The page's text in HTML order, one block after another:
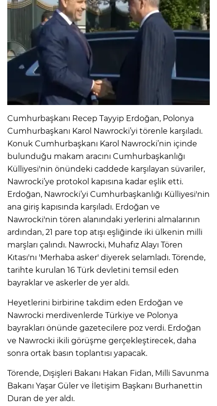
Cumhurbaşkanı Recep Tayyip Erdoğan, Polonya
Cumhurbaşkanı Karol Nawrocki’yi törenle karşıladı.
Konuk Cumhurbaşkanı Karol Nawrocki’nin içinde
bulunduğu makam aracını Cumhurbaşkanlığı
Külliyesi'nin önündeki caddede karşılayan süvariler,
Nawrocki’ye protokol kapısına kadar eşlik etti.
Erdoğan, Nawrocki’yi Cumhurbaşkanlığı Külliyesi'nin
ana giriş kapısında karşıladı. Erdoğan ve
Nawrocki'nin tören alanındaki yerlerini almalarının
ardından, 21 pare top atışı eşliğinde iki ülkenin milli
marşları çalındı. Nawrocki, Muhafız Alayı Tören
Kıtası'nı 'Merhaba asker' diyerek selamladı. Törende,
tarihte kurulan 16 Türk devletini temsil eden
bayraklar ve askerler de yer aldı.
Heyetlerini birbirine takdim eden Erdoğan ve
Nawrocki merdivenlerde Türkiye ve Polonya
bayrakları önünde gazetecilere poz verdi. Erdoğan
ve Nawrocki ikili görüşme gerçekleştirecek, daha
sonra ortak basın toplantısı yapacak.
Törende, Dışişleri Bakanı Hakan Fidan, Milli Savunma
Bakanı Yaşar Güler ve İletişim Başkanı Burhanettin
Duran de yer aldı.